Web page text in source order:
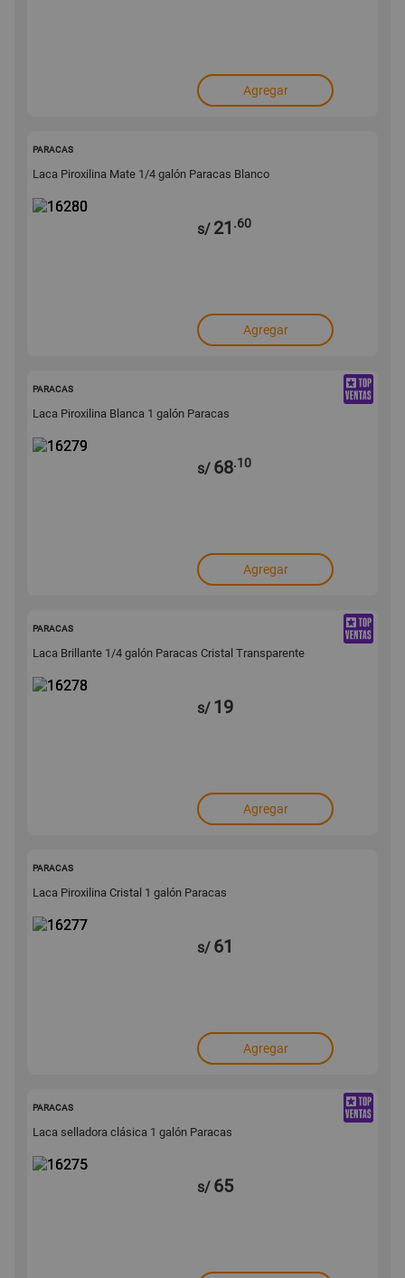
Agregar
PARACAS
Laca Piroxilina Mate 1/4 galón Paracas Blanco
s/ 21 .60
Agregar
PARACAS
Laca Piroxilina Blanca 1 galón Paracas
s/ 68.10
Agregar
PARACAS
Laca Brillante 1/4 galón Paracas Cristal Transparente
s/ 19
Agregar
PARACAS
Laca Piroxilina Cristal 1 galón Paracas
s/ 61
Agregar
PARACAS
Laca selladora clásica 1 galón Paracas
s/ 65